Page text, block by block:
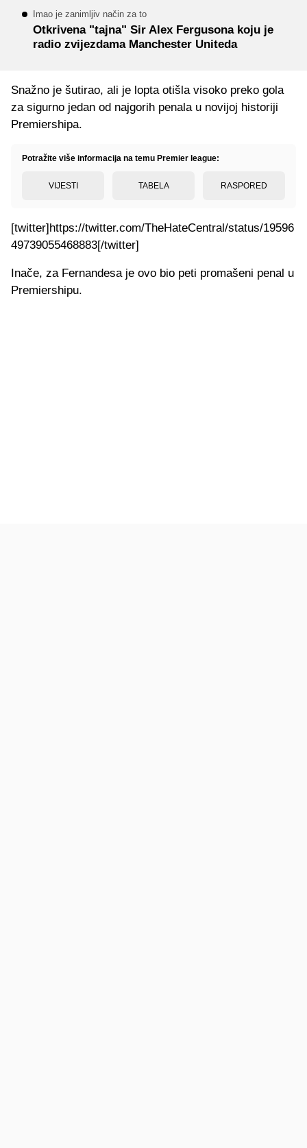
Imao je zanimljiv način za to
Otkrivena "tajna" Sir Alex Fergusona koju je
radio zvijezdama Manchester Uniteda
Snažno je šutirao, ali je lopta otišla visoko preko gola
za sigurno jedan od najgorih penala u novijoj historiji
Premiershipa.
Potražite više informacija na temu Premier league:
VIJESTI TABELA RASPORED
[twitter]https://twitter.com/TheHateCentral/status/19596
49739055468883[/twitter]
Inače, za Fernandesa je ovo bio peti promašeni penal u
Premiershipu.